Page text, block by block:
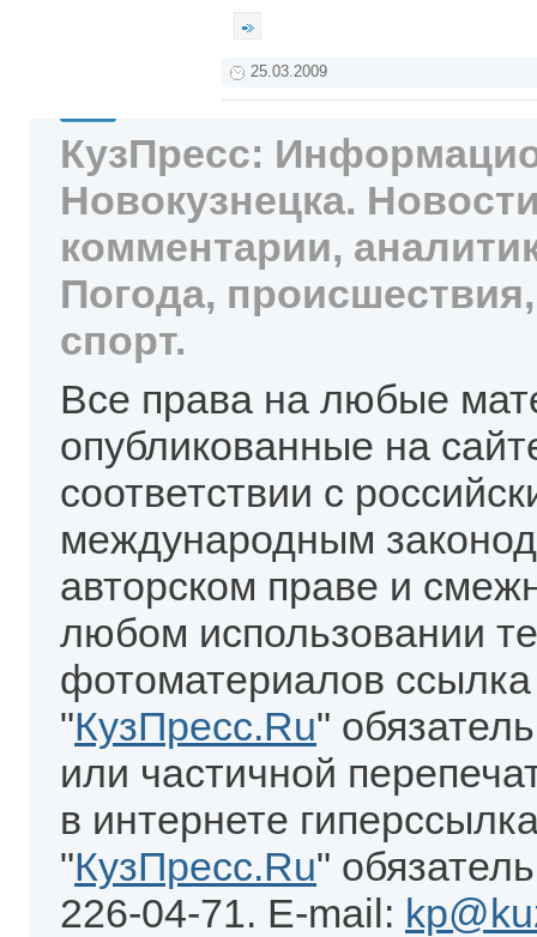
25.03.2009
КузПресс:
Новокузнецка.
комментарии,
Погода,
спорт.
Все права на любые
опубликованные на
соответствии с
международным
авторском праве и
любом использовании
фотоматериалов
"КузПресс.Ru"
или частичной
в интернете
"КузПресс.Ru"
226-04-71. E-mail: